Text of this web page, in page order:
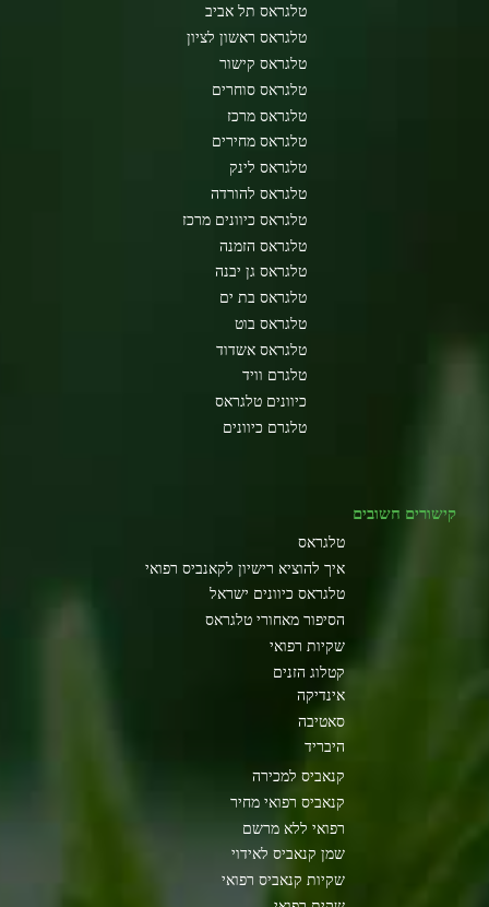
טלגראס תל אביב
טלגראס ראשון לציון
טלגראס קישור
טלגראס סוחרים
טלגראס מרכז
טלגראס מחירים
טלגראס לינק
טלגראס להורדה
טלגראס כיוונים מרכז
טלגראס הזמנה
טלגראס גן יבנה
טלגראס בת ים
טלגראס בוט
טלגראס אשדוד
טלגרם וויד
כיוונים טלגראס
טלגרם כיוונים
קישורים חשובים
טלגראס
איך להוציא רישיון לקאנביס רפואי
טלגראס כיוונים ישראל
הסיפור מאחורי טלגראס
שקיות רפואי
קטלוג הזנים
אינדיקה
סאטיבה
היבריד
קנאביס למכירה
קנאביס רפואי מחיר
רפואי ללא מרשם
שמן קנאביס לאידוי
שקיות קנאביס רפואי